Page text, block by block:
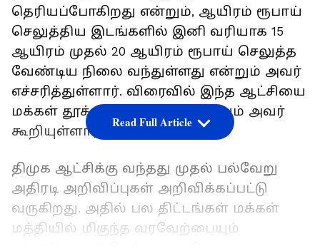
தெரியப்போகிறது என்றும், ஆயிரம் ரூபாய்
செலுத்திய இடங்களில் இனி வரியாக 15
ஆயிரம் முதல் 20 ஆயிரம் ரூபாய் செலுத்த
வேண்டிய நிலை வந்துள்ளது என்றும் அவர்
எச்சரித்துள்ளார். விரைவில் இந்த ஆட்சியை
மக்கள் தூக்கி எறிவார்கள் என்றும் அவர்
கூறியுள்ளார்.
திமுக ஆட்சிக்கு வந்தது முதல் பல்வேறு
அதிரடி அறிவிப்புகள் அறிவிக்கப்பட்டு
வருகிறது. அதில் பல திட்டங்கள் மக்கள்
மத்தியில் மிகுந்த வரவேற்பையும்
Read Full Article